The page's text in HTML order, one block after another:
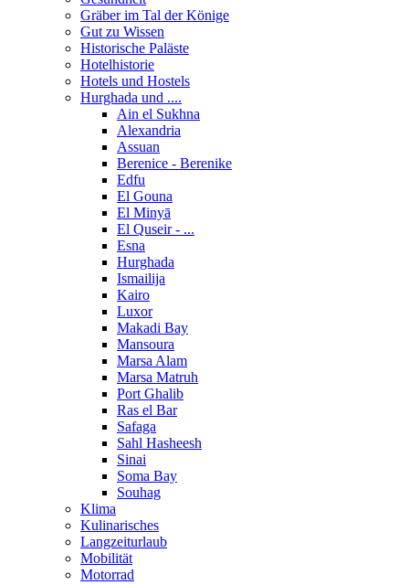
Gräber im Tal der Könige
Gut zu Wissen
Historische Paläste
Hotelhistorie
Hotels und Hostels
Hurghada und ....
Ain el Sukhna
Alexandria
Assuan
Berenice - Berenike
Edfu
El Gouna
El Minyā
El Quseir - ...
Esna
Hurghada
Ismailija
Kairo
Luxor
Makadi Bay
Mansoura
Marsa Alam
Marsa Matruh
Port Ghalib
Ras el Bar
Safaga
Sahl Hasheesh
Sinai
Soma Bay
Souhag
Klima
Kulinarisches
Langzeiturlaub
Mobilität
Motorrad